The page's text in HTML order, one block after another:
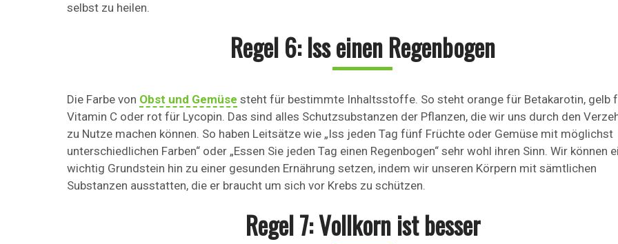
selbst zu heilen.
Regel 6: Iss einen Regenbogen
Die Farbe von Obst und Gemüse steht für bestimmte Inhaltsstoffe. So steht orange für Betakarotin, gelb
Vitamin C oder rot für Lycopin. Das sind alles Schutzsubstanzen der Pflanzen, die wir uns durch den
zu Nutze machen können. So haben Leitsätze wie „Iss jeden Tag fünf Früchte oder Gemüse mit möglichst
unterschiedlichen Farben“ oder „Essen Sie jeden Tag einen Regenbogen“ sehr wohl ihren Sinn. Wir können
wichtig Grundstein hin zu einer gesunden Ernährung setzen, indem wir unseren Körpern mit sämtlichen
Substanzen ausstatten, die er braucht um sich vor Krebs zu schützen.
Regel 7: Vollkorn ist besser